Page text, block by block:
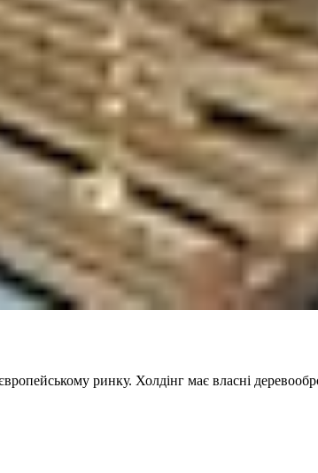
ринку. Холдінг має власні